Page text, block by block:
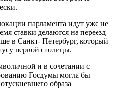
парламента идут уже не
ставки делаются на переезд
в Санкт- Петербург, который
первой столицы.
и в сочетании с
Госдумы могла бы
образа